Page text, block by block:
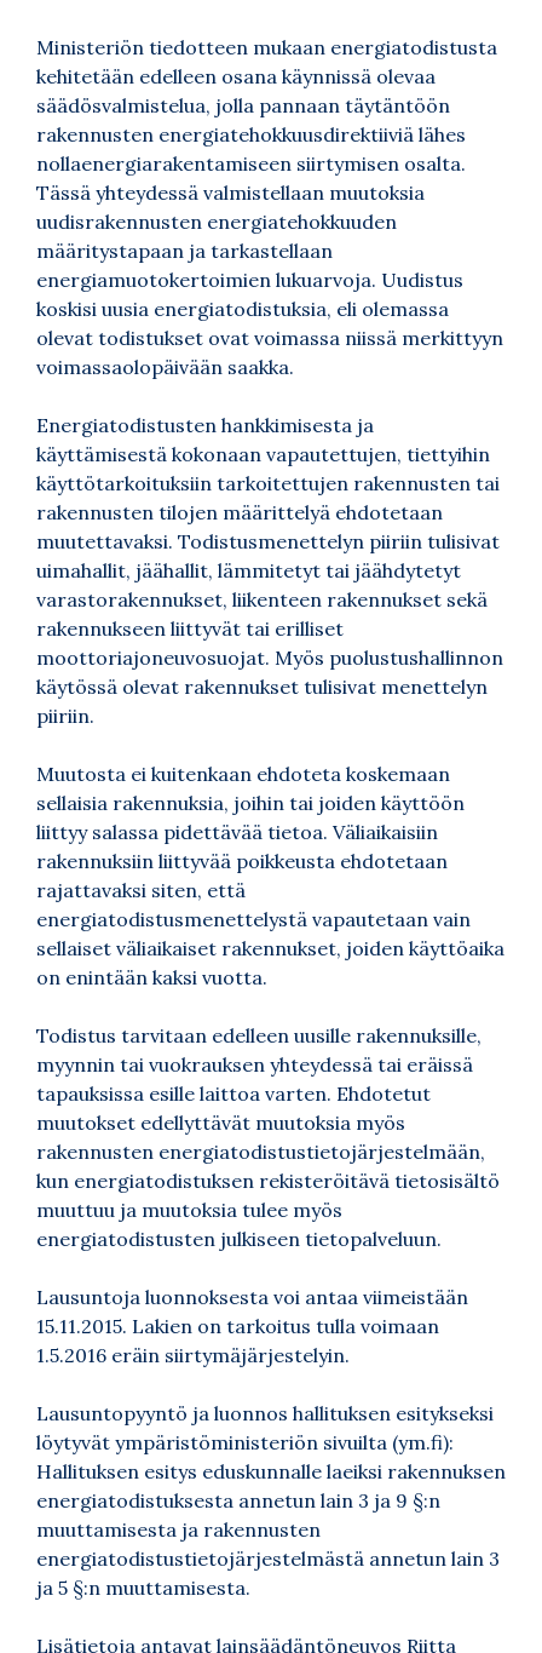
Ministeriön tiedotteen mukaan energiatodistusta
kehitetään edelleen osana käynnissä olevaa
säädösvalmistelua, jolla pannaan täytäntöön
rakennusten energiatehokkuusdirektiiviä lähes
nollaenergiarakentamiseen siirtymisen osalta.
Tässä yhteydessä valmistellaan muutoksia
uudisrakennusten energiatehokkuuden
määritystapaan ja tarkastellaan
energiamuotokertoimien lukuarvoja. Uudistus
koskisi uusia energiatodistuksia, eli olemassa
olevat todistukset ovat voimassa niissä merkittyyn
voimassaolopäivään saakka.
Energiatodistusten hankkimisesta ja
käyttämisestä kokonaan vapautettujen, tiettyihin
käyttötarkoituksiin tarkoitettujen rakennusten tai
rakennusten tilojen määrittelyä ehdotetaan
muutettavaksi. Todistusmenettelyn piiriin tulisivat
uimahallit, jäähallit, lämmitetyt tai jäähdytetyt
varastorakennukset, liikenteen rakennukset sekä
rakennukseen liittyvät tai erilliset
moottoriajoneuvosuojat. Myös puolustushallinnon
käytössä olevat rakennukset tulisivat menettelyn
piiriin.
Muutosta ei kuitenkaan ehdoteta koskemaan
sellaisia rakennuksia, joihin tai joiden käyttöön
liittyy salassa pidettävää tietoa. Väliaikaisiin
rakennuksiin liittyvää poikkeusta ehdotetaan
rajattavaksi siten, että
energiatodistusmenettelystä vapautetaan vain
sellaiset väliaikaiset rakennukset, joiden käyttöaika
on enintään kaksi vuotta.
Todistus tarvitaan edelleen uusille rakennuksille,
myynnin tai vuokrauksen yhteydessä tai eräissä
tapauksissa esille laittoa varten. Ehdotetut
muutokset edellyttävät muutoksia myös
rakennusten energiatodistustietojärjestelmään,
kun energiatodistuksen rekisteröitävä tietosisältö
muuttuu ja muutoksia tulee myös
energiatodistusten julkiseen tietopalveluun.
Lausuntoja luonnoksesta voi antaa viimeistään
15.11.2015. Lakien on tarkoitus tulla voimaan
1.5.2016 eräin siirtymäjärjestelyin.
Lausuntopyyntö ja luonnos hallituksen esitykseksi
löytyvät ympäristöministeriön sivuilta (ym.fi):
Hallituksen esitys eduskunnalle laeiksi rakennuksen
energiatodistuksesta annetun lain 3 ja 9 §:n
muuttamisesta ja rakennusten
energiatodistustietojärjestelmästä annetun lain 3
ja 5 §:n muuttamisesta.
Lisätietoja antavat lainsäädäntöneuvos Riitta